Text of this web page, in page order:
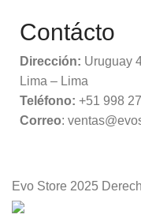
Contácto
Dirección: Uruguay
Lima – Lima
Teléfono: +51 998
Correo:
Evo Store 2025